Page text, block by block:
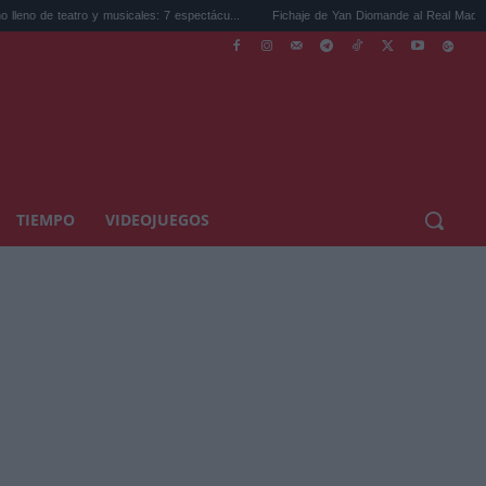
7 espectácu... Fichaje de Yan Diomande al Real Madrid: pulveriza ...
TIEMPO VIDEOJUEGOS